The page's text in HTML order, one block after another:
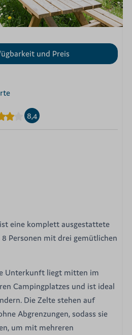
und Preis
8,4
eine komplett ausgestattete
Personen mit drei gemütlichen
Unterkunft liegt mitten im
Campingplatzes und ist ideal
Die Zelte stehen auf
Abgrenzungen, sodass sie
um mit mehreren